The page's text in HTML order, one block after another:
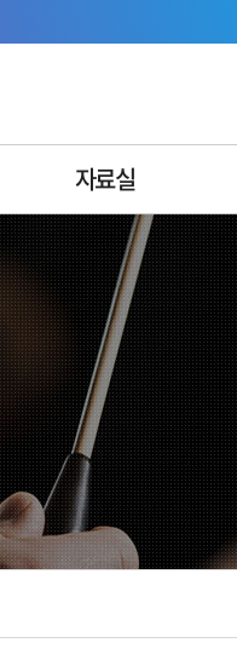
자료실
보도자료
발간자료
서식자료